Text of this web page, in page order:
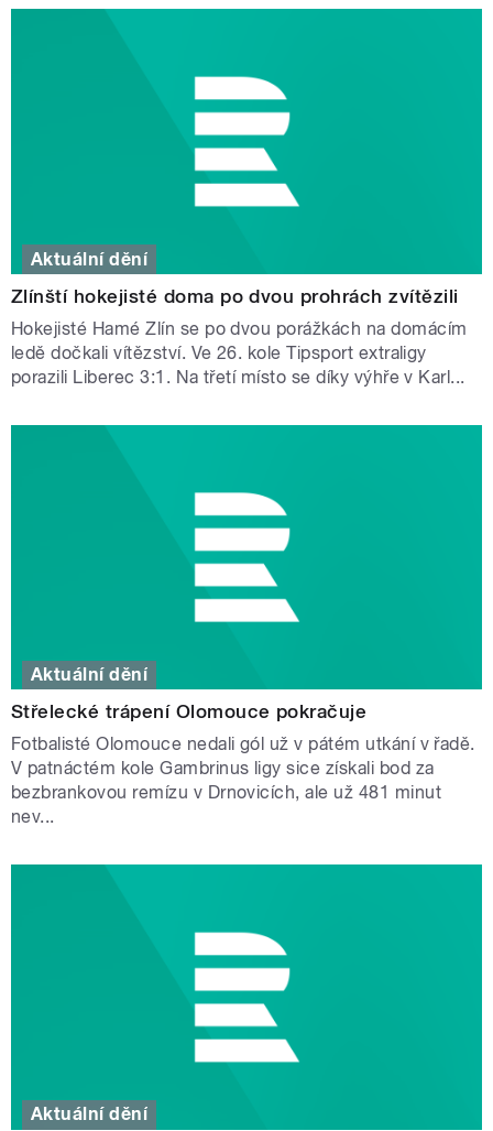
Aktuální dění
Zlínští hokejisté doma po dvou prohrách zvítězili
Hokejisté Hamé Zlín se po dvou porážkách na domácím
ledě dočkali vítězství. Ve 26. kole Tipsport extraligy
porazili Liberec 3:1. Na třetí místo se díky výhře v Karl...
Aktuální dění
Střelecké trápení Olomouce pokračuje
Fotbalisté Olomouce nedali gól už v pátém utkání v řadě.
V patnáctém kole Gambrinus ligy sice získali bod za
bezbrankovou remízu v Drnovicích, ale už 481 minut
nev...
Aktuální dění